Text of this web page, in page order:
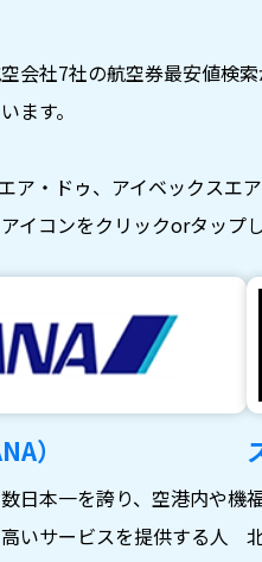
社7社の航空券最安値検索
ます。
・ドゥ、アイベックスエ
コンをクリックorタップ
）
日本一を誇り、空港内や機
いサービスを提供する人